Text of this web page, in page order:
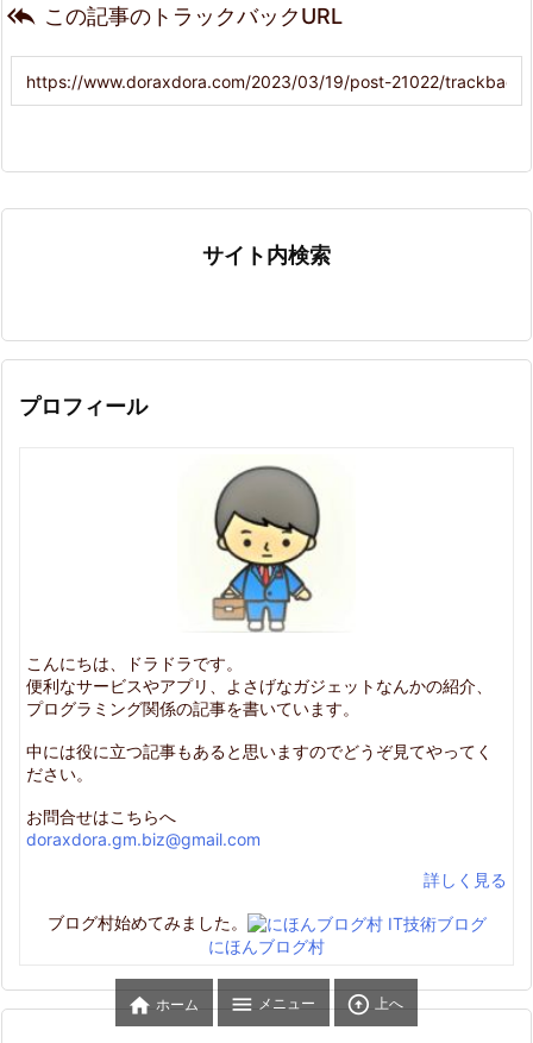
 この記事のトラックバックURL
サイト内検索
プロフィール
こんにちは、ドラドラです。
便利なサービスやアプリ、よさげなガジェットなんかの紹介、
プログラミング関係の記事を書いています。
中には役に立つ記事もあると思いますのでどうぞ見てやってく
ださい。
お問合せはこちらへ
doraxdora.gm.biz@gmail.com
詳しく見る
ブログ村始めてみました。
にほんブログ村
 ホーム  メニュー  上へ